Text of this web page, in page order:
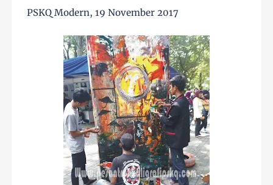
PSKQ Modern, 19 November 2017